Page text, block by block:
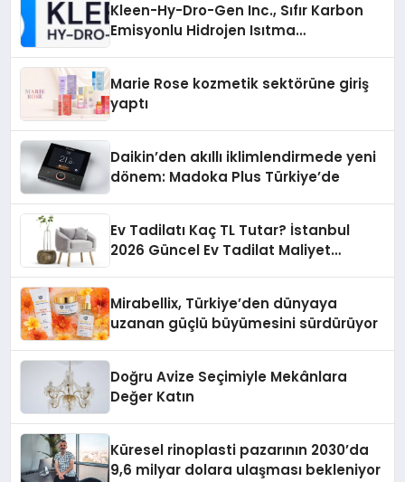
Kleen-Hy-Dro-Gen Inc., Sıfır Karbon
Emisyonlu Hidrojen Isıtma
Marie Rose kozmetik sektörüne giriş
yaptı
Daikin’den akıllı iklimlendirmede yeni
dönem: Madoka Plus Türkiye’de
Ev Tadilatı Kaç TL Tutar? İstanbul
2026 Güncel Ev Tadilat Maliyet
Mirabellix, Türkiye’den dünyaya
uzanan güçlü büyümesini sürdürüyor
Doğru Avize Seçimiyle Mekânlara
Değer Katın
Küresel rinoplasti pazarının 2030’da
9,6 milyar dolara ulaşması bekleniyor